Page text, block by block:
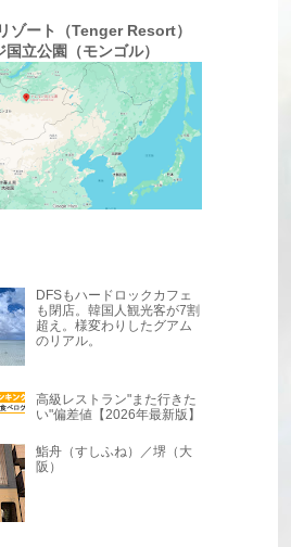
ゾート（Tenger Resort）
立公園（モンゴル）
DFSもハードロックカフェ
も閉店。韓国人観光客が7割
超え。様変わりしたグアム
のリアル。
高級レストラン"また行きた
い"偏差値【2026年最新版】
鮨舟（すしふね）／堺（大
阪）